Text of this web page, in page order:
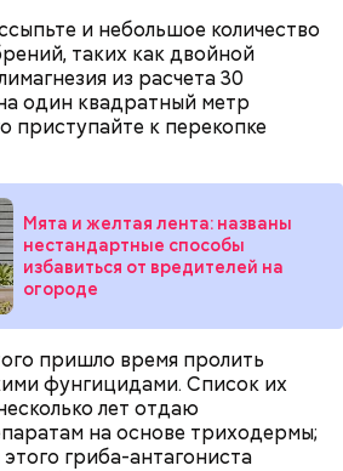
и небольшое количество
таких как двойной
из расчета 30
один квадратный метр
приступайте к перекопке
Мята и желтая лента: названы
нестандартные способы
избавиться от вредителей на
огороде
пришло время пролить
фунгицидами. Список их
лет отдаю
на основе триходермы;
гриба-антагониста
женщинам;
иммунной системой;